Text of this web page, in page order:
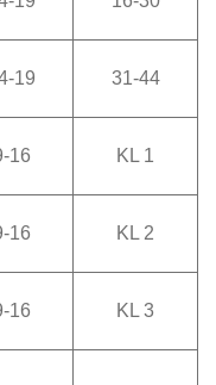
19 31-44
16 KL 1
16 KL 2
16 KL 3